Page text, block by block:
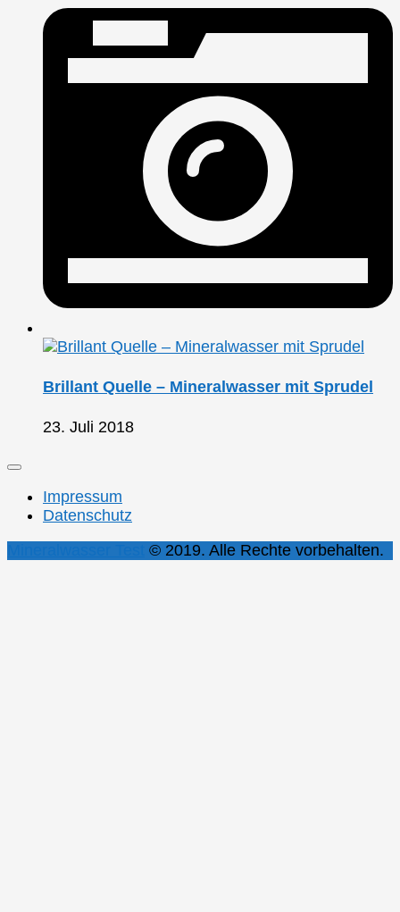
Brillant Quelle – Mineralwasser mit Sprudel
23. Juli 2018
Impressum
Datenschutz
© 2019. Alle Rechte vorbehalten.